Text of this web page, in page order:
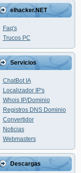
elhacker.NET
Faq's
Trucos PC
Servicios
ChatBot IA
Localizador IP's
Whois IP/Dominio
Registros DNS Dominio
Convertidor
Noticias
Webmasters
Descargas